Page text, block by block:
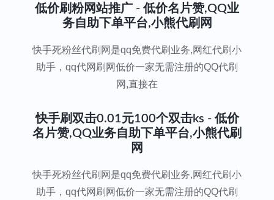
低价刷粉网站推广 - 低价名片赞,QQ业
务自助下单平台,小熊代刷网
快手死粉丝代刷网是qq免费代刷业务,网红代刷小
助手，qq代网刷网低价一家无需注册的QQ代刷
网,直接在
快手刷双击0.01元100个双击ks - 低价
名片赞,QQ业务自助下单平台,小熊代刷
网
快手死粉丝代刷网是qq免费代刷业务,网红代刷小
助手，qq代网刷网低价一家无需注册的QQ代刷